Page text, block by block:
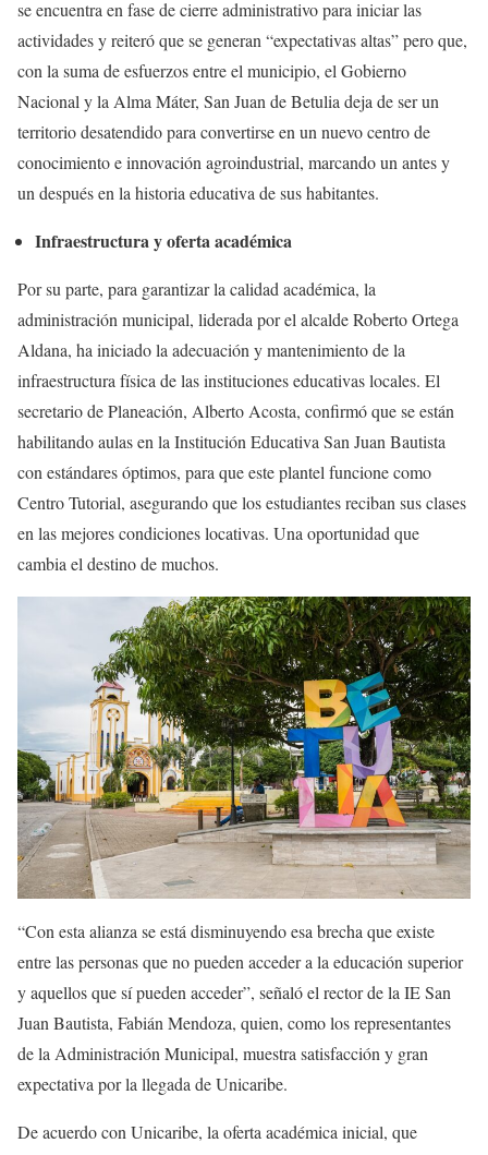
se encuentra en fase de cierre administrativo para iniciar las
actividades y reiteró que se generan “expectativas altas” pero que,
con la suma de esfuerzos entre el municipio, el Gobierno
Nacional y la Alma Máter, San Juan de Betulia deja de ser un
territorio desatendido para convertirse en un nuevo centro de
conocimiento e innovación agroindustrial, marcando un antes y
un después en la historia educativa de sus habitantes.
Infraestructura y oferta académica
Por su parte, para garantizar la calidad académica, la
administración municipal, liderada por el alcalde Roberto Ortega
Aldana, ha iniciado la adecuación y mantenimiento de la
infraestructura física de las instituciones educativas locales. El
secretario de Planeación, Alberto Acosta, confirmó que se están
habilitando aulas en la Institución Educativa San Juan Bautista
con estándares óptimos, para que este plantel funcione como
Centro Tutorial, asegurando que los estudiantes reciban sus clases
en las mejores condiciones locativas. Una oportunidad que
cambia el destino de muchos.
“Con esta alianza se está disminuyendo esa brecha que existe
entre las personas que no pueden acceder a la educación superior
y aquellos que sí pueden acceder”, señaló el rector de la IE San
Juan Bautista, Fabián Mendoza, quien, como los representantes
de la Administración Municipal, muestra satisfacción y gran
expectativa por la llegada de Unicaribe.
De acuerdo con Unicaribe, la oferta académica inicial, que